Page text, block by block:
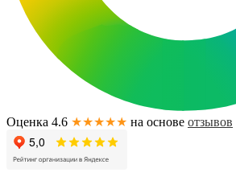
Оценка 4.6 ★★★★★ на основе отзывов